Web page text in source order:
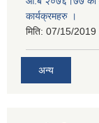
कार्यक्रमहरु ।
मिति: 07/15/2019
अन्य